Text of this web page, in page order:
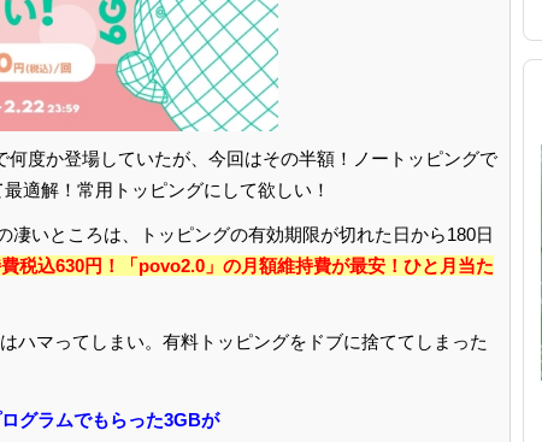
度か登場していたが、今回はその半額！ノートッピングで
適解！常用トッピングにして欲しい！
凄いところは、トッピングの有効期限が切れた日から180日
税込630円！「povo2.0」の月額維持費が最安！ひと月当た
ハマってしまい。有料トッピングをドブに捨ててしまった
グラムでもらった3GBが